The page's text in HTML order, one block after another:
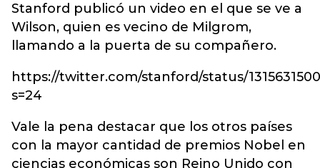
Stanford publicó un video en el que se ve a
Wilson, quien es vecino de Milgrom,
llamando a la puerta de su compañero.
https://twitter.com/stanford/status/
s=24
Vale la pena destacar que los otros países
con la mayor cantidad de premios Nobel en
ciencias económicas son Reino Unido con